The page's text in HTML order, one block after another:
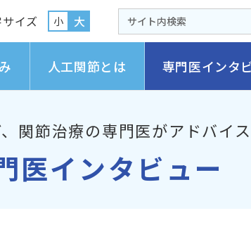
イズ 小 大
人工関節とは 専門医インタ
関節治療の専門医がアドバイ
医インタビュー